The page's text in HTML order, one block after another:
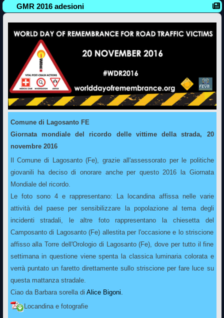
GMR 2016 adesioni
Comune di Lagosanto FE
Giornata mondiale del ricordo delle vittime della strada, 20
novembre 2016
Il Comune di Lagosanto (Fe), grazie all'assessorato per le politiche
giovanili ha deciso di onorare anche per questo 2016 la Giornata
Mondiale del ricordo.
Le foto sono 4 e rappresentano: La locandina affissa nelle varie
attività del paese per sensibilizzare la popolazione al tema degli
incidenti stradali, le altre foto rappresentano la chiesetta del
Camposanto di Lagosanto (Fe) allestita per l'occasione e lo striscione
affisso alla Torre dell'Orologio di Lagosanto (Fe), dove per tutto il fine
settimana in questione viene spenta la classica luminaria colorata e
verrà puntato un faretto direttamente sullo striscione per fare luce su
questa mattanza stradale.
Ciao da Barbara sorella di Alice Bigoni.
Locandina e fotografie